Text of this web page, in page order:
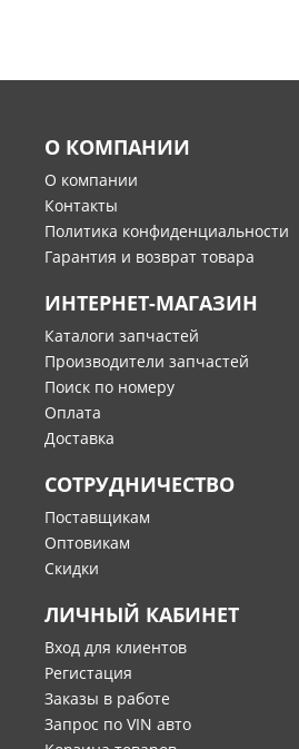
О КОМПАНИИ
О компании
Контакты
Политика конфиденциальности
Гарантия и возврат товара
ИНТЕРНЕТ-МАГАЗИН
Каталоги запчастей
Производители запчастей
Поиск по номеру
Оплата
Доставка
СОТРУДНИЧЕСТВО
Поставщикам
Оптовикам
Скидки
ЛИЧНЫЙ КАБИНЕТ
Вход для клиентов
Регистация
Заказы в работе
Запрос по VIN авто